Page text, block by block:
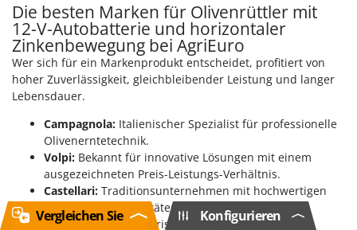
Die besten Marken für Olivenrüttler mit
12-V-Autobatterie und horizontaler
Zinkenbewegung bei AgriEuro
Wer sich für ein Markenprodukt entscheidet, profitiert von
hoher Zuverlässigkeit, gleichbleibender Leistung und langer
Lebensdauer.
Campagnola: Italienischer Spezialist für professionelle
Olivenerntetechnik.
Volpi: Bekannt für innovative Lösungen mit einem
ausgezeichneten Preis-Leistungs-Verhältnis.
Castellari: Traditionsunternehmen mit hochwertigen
und langlebigen Geräten.
Aima:Moderne elektrische Erntesysteme mit
Konfigurieren
Vergleichen Sie